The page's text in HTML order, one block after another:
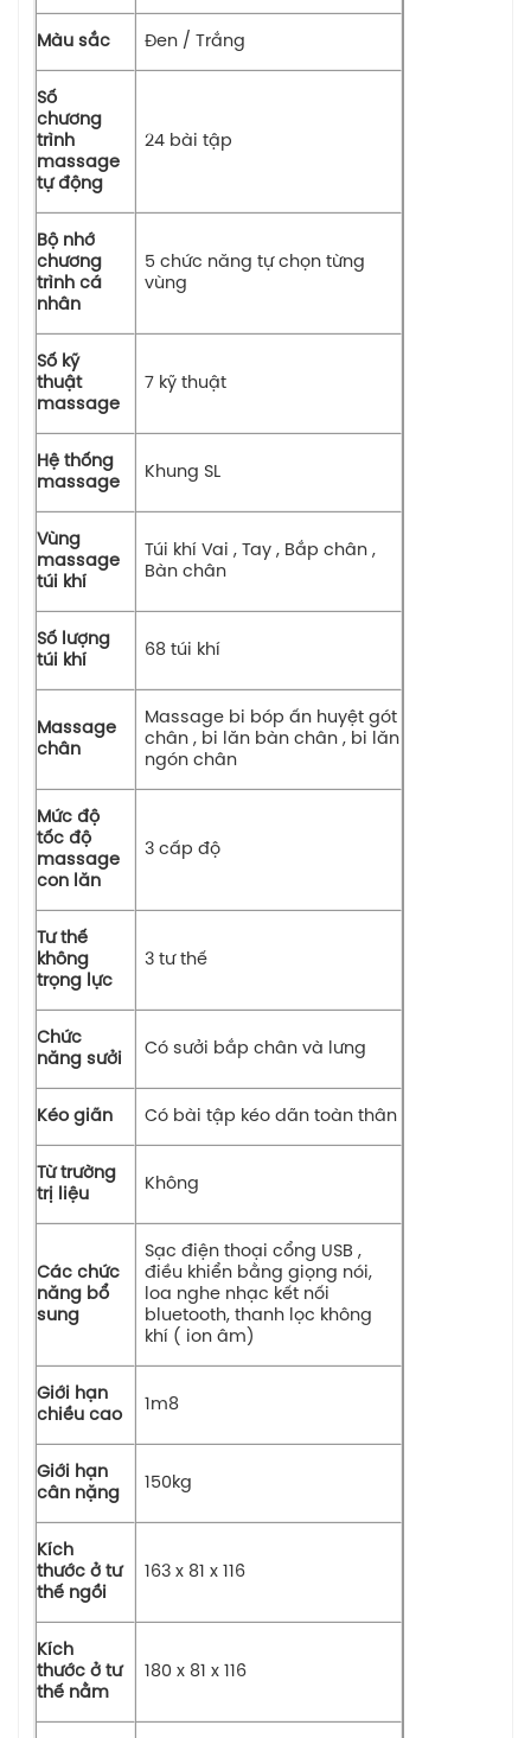
Màu sắc Đen / Trắng
Số
chương
trình
massage
tự động
24 bài tập
Bộ nhớ
chương
trình cá
nhân
5 chức năng tự chọn từng
vùng
Số kỹ
thuật
massage
7 kỹ thuật
Hệ thống
massage
Khung SL
Vùng
massage
túi khí
Túi khí Vai , Tay , Bắp chân ,
Bàn chân
Số lượng
túi khí
68 túi khí
Massage
chân
Massage bi bóp ấn huyệt gót
chân , bi lăn bàn chân , bi lăn
ngón chân
Mức độ
tốc độ
massage
con lăn
3 cấp độ
Tư thế
không
trọng lực
3 tư thế
Chức
năng sưởi
Có sưởi bắp chân và lưng
Kéo giãn Có bài tập kéo dãn toàn thân
Từ trường
trị liệu
Không
Các chức
năng bổ
sung
Sạc điện thoại cổng USB ,
điều khiển bằng giọng nói,
loa nghe nhạc kết nối
bluetooth, thanh lọc không
khí ( ion âm)
Giới hạn
chiều cao
1m8
Giới hạn
cân nặng
150kg
Kích
thước ở tư
thế ngồi
163 x 81 x 116
Kích
thước ở tư
thế nằm
180 x 81 x 116